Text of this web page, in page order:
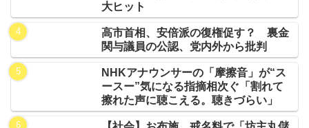
大ヒット
高市首相、安倍派の復権促す？ 裏金
関与議員の公認、党内外から批判
NHKアナウンサーの「摩擦音」が“ス
ースー”気になる指摘相次ぐ「割れて
擦れた声に聴こえる。聴きづらい」